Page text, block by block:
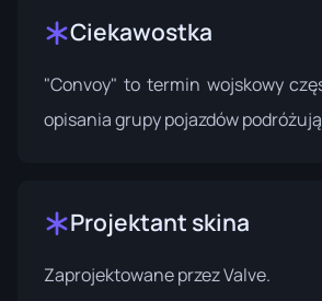
Ciekawostka
"Convoy" to termin wojskowy
opisania grupy pojazdów
Projektant skina
Zaprojektowane przezValve.